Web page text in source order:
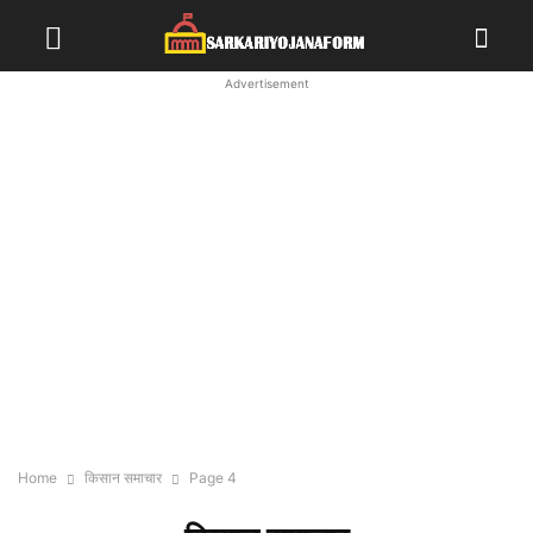
Advertisement
Home किसान समाचार Page 4